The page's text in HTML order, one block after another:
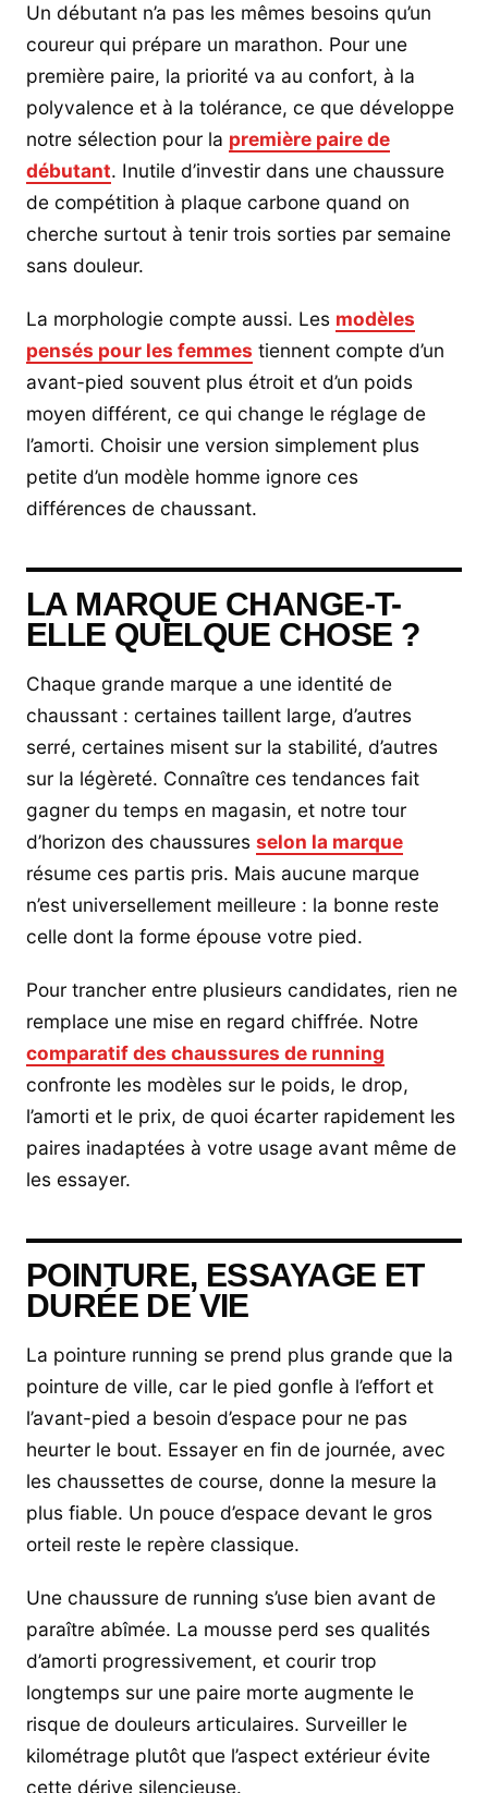
Un débutant n’a pas les mêmes besoins qu’un
coureur qui prépare un marathon. Pour une
première paire, la priorité va au confort, à la
polyvalence et à la tolérance, ce que développe
notre sélection pour la première paire de
débutant. Inutile d’investir dans une chaussure
de compétition à plaque carbone quand on
cherche surtout à tenir trois sorties par semaine
sans douleur.
La morphologie compte aussi. Les modèles
pensés pour les femmes tiennent compte d’un
avant-pied souvent plus étroit et d’un poids
moyen différent, ce qui change le réglage de
l’amorti. Choisir une version simplement plus
petite d’un modèle homme ignore ces
différences de chaussant.
LA MARQUE CHANGE-T-
ELLE QUELQUE CHOSE ?
Chaque grande marque a une identité de
chaussant : certaines taillent large, d’autres
serré, certaines misent sur la stabilité, d’autres
sur la légèreté. Connaître ces tendances fait
gagner du temps en magasin, et notre tour
d’horizon des chaussures selon la marque
résume ces partis pris. Mais aucune marque
n’est universellement meilleure : la bonne reste
celle dont la forme épouse votre pied.
Pour trancher entre plusieurs candidates, rien ne
remplace une mise en regard chiffrée. Notre
comparatif des chaussures de running
confronte les modèles sur le poids, le drop,
l’amorti et le prix, de quoi écarter rapidement les
paires inadaptées à votre usage avant même de
les essayer.
POINTURE, ESSAYAGE ET
DURÉE DE VIE
La pointure running se prend plus grande que la
pointure de ville, car le pied gonfle à l’effort et
l’avant-pied a besoin d’espace pour ne pas
heurter le bout. Essayer en fin de journée, avec
les chaussettes de course, donne la mesure la
plus fiable. Un pouce d’espace devant le gros
orteil reste le repère classique.
Une chaussure de running s’use bien avant de
paraître abîmée. La mousse perd ses qualités
d’amorti progressivement, et courir trop
longtemps sur une paire morte augmente le
risque de douleurs articulaires. Surveiller le
kilométrage plutôt que l’aspect extérieur évite
cette dérive silencieuse.